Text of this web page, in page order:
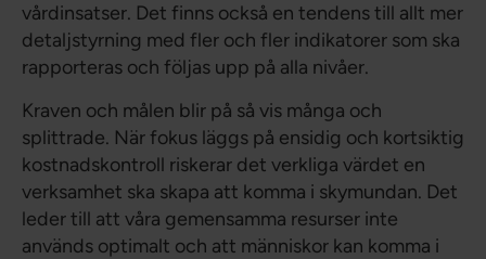
vårdinsatser. Det finns också en tendens till allt mer
detaljstyrning med fler och fler indikatorer som ska
rapporteras och följas upp på alla nivåer.
Kraven och målen blir på så vis många och
splittrade. När fokus läggs på ensidig och kortsiktig
kostnadskontroll riskerar det verkliga värdet en
verksamhet ska skapa att komma i skymundan. Det
leder till att våra gemensamma resurser inte
används optimalt och att människor kan komma i